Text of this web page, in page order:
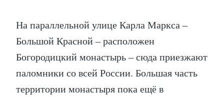
На параллельной улице Карла Маркса –
Большой Красной – расположен
Богородицкий монастырь – сюда приезжают
паломники со всей России. Большая часть
территории монастыря пока ещё в